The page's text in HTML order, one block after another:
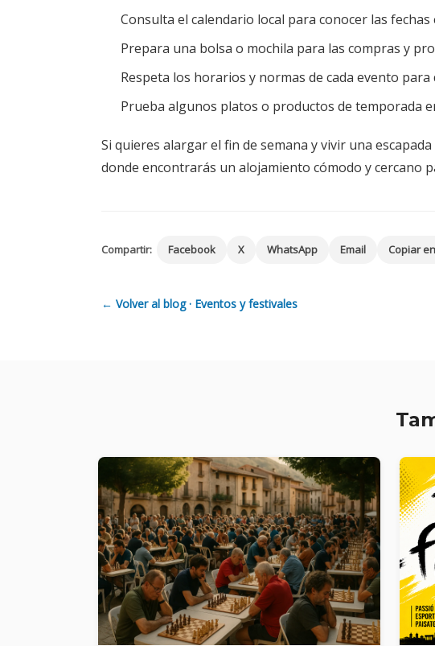
Consulta el calendario local para conocer las
Prepara una bolsa o mochila para las compras y
Respeta los horarios y normas de cada evento
Prueba algunos platos o productos de temporada
Si quieres alargar el fin de semana y vivir una
donde encontrarás un alojamiento cómodo y cercano
Compartir: Facebook X WhatsApp Email Copiar
← Volver al blog · Eventos y festivales